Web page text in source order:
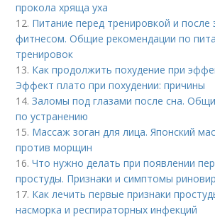
прокола хряща уха
12. Питание перед тренировкой и после
фитнесом. Общие рекомендации по
тренировок
13. Как продолжить похудение при
Эффект плато при похудении: причины
14.Заломы под глазами после сна.
по устранению
15. Массаж зоган для лица. Японский
против морщин
16.Что нужно делать при появлении
простуды. Признаки и симптомы
17. Как лечить первые признаки
насморка и респираторных инфекций